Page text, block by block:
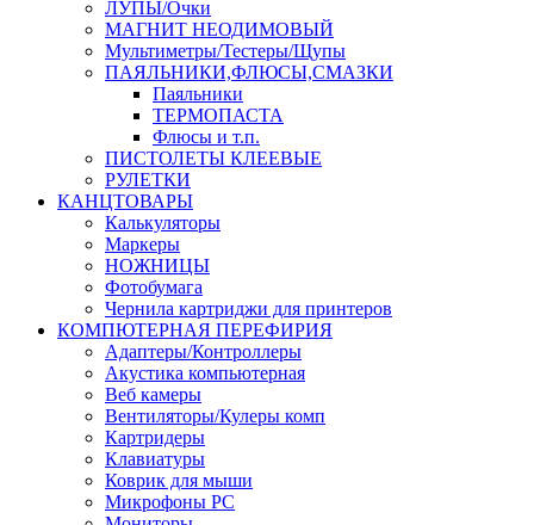
ЛУПЫ/Очки
МАГНИТ НЕОДИМОВЫЙ
Мультиметры/Тестеры/Щупы
ПАЯЛЬНИКИ,ФЛЮСЫ,СМАЗКИ
Паяльники
ТЕРМОПАСТА
Флюсы и т.п.
ПИСТОЛЕТЫ КЛЕЕВЫЕ
РУЛЕТКИ
КАНЦТОВАРЫ
Калькуляторы
Маркеры
НОЖНИЦЫ
Фотобумага
Чернила картриджи для принтеров
КОМПЮТЕРНАЯ ПЕРЕФИРИЯ
Адаптеры/Контроллеры
Акустика компьютерная
Веб камеры
Вентиляторы/Кулеры комп
Картридеры
Клавиатуры
Коврик для мыши
Микрофоны PC